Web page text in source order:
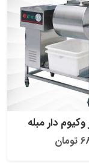
وکیوم دار مبله